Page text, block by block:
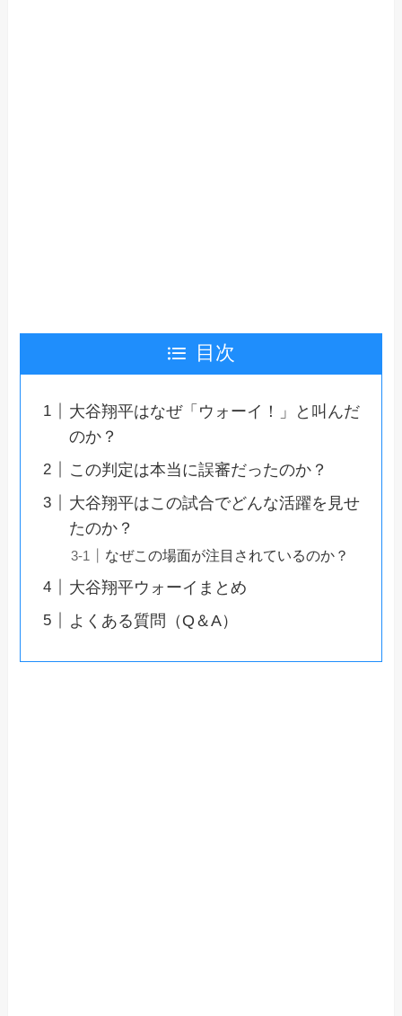
目次
大谷翔平はなぜ「ウォーイ！」と叫んだ
のか？
この判定は本当に誤審だったのか？
大谷翔平はこの試合でどんな活躍を見せ
たのか？
なぜこの場面が注目されているのか？
大谷翔平ウォーイまとめ
よくある質問（Q＆A）